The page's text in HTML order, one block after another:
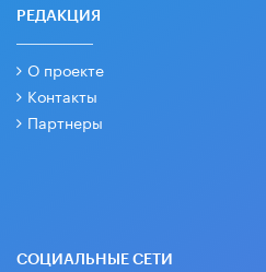
РЕДАКЦИЯ
О проекте
Контакты
Партнеры
СОЦИАЛЬНЫЕ СЕТИ